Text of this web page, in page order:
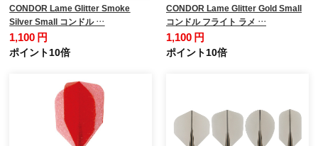
CONDOR Lame Glitter Smoke
Silver Small コンドル …
1,100 円
ポイント10倍
CONDOR Lame Glitter Gold Small
コンドル フライト ラメ …
1,100 円
ポイント10倍